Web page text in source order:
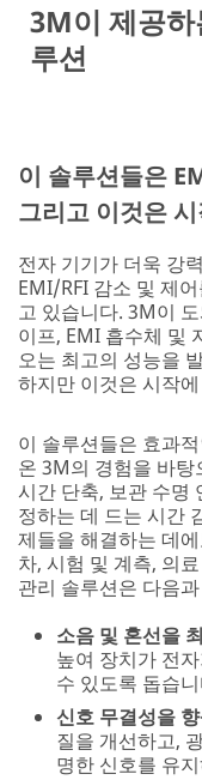
3M이 제공
루션
이 솔루션들은
그리고 이것은
전자 기기가 더욱 강
EMI/RFI 감소 및 제
고 있습니다. 3M이
이프, EMI 흡수체 및
오는 최고의 성능을
하지만 이것은 시작
이 솔루션들은 효과
온 3M의 경험을 바탕
시간 단축, 보관 수명
정하는 데 드는 시간
제들을 해결하는 데
차, 시험 및 계측, 의
관리 솔루션은 다음
소음 및 혼선을
높여 장치가 전
수 있도록 돕습
신호 무결성을
질을 개선하고,
명한 신호를 유